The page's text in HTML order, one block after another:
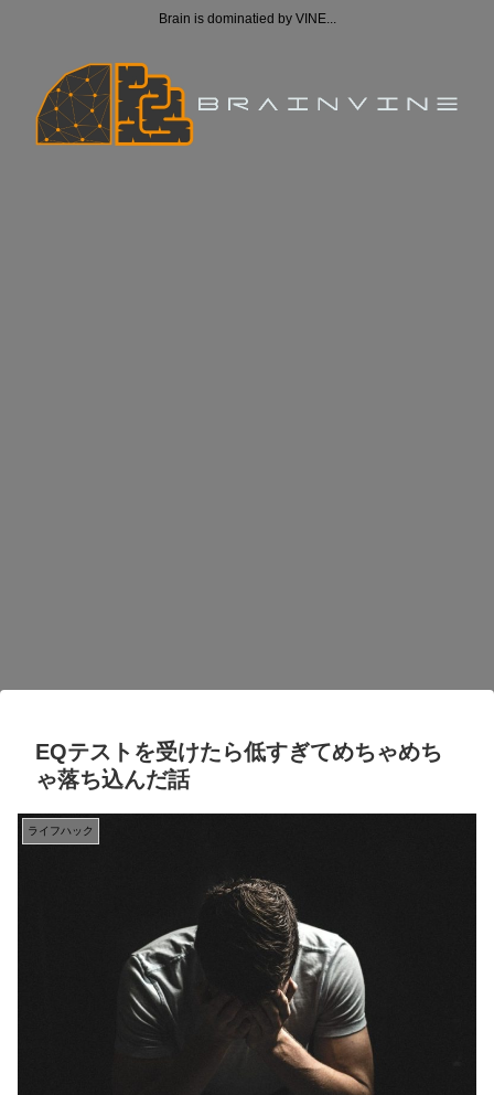
Brain is dominatied by VINE...
EQテストを受けたら低すぎてめちゃめち
ゃ落ち込んだ話
ライフハック